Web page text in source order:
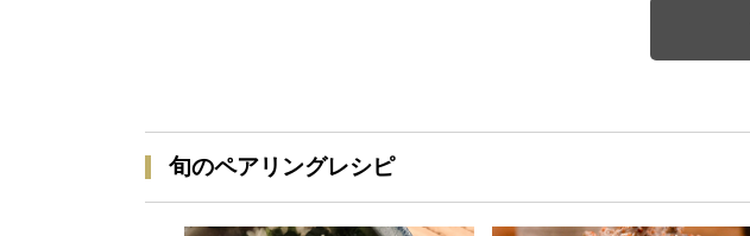
旬のペアリングレシピ